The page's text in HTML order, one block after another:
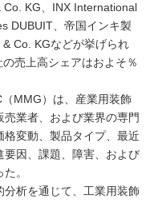
KG、INX International
DUBUIT、帝国インキ製
Co. KGなどが挙げられ
売上高シェアはおよそ％
MMG）は、産業用装飾
業者、および業界の専門
変動、製品タイプ、最近
因、課題、障害、および
。
析を通じて、工業用装飾